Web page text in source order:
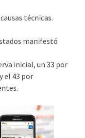
técnicas.
manifestó
inicial, un 33 por
el 43 por